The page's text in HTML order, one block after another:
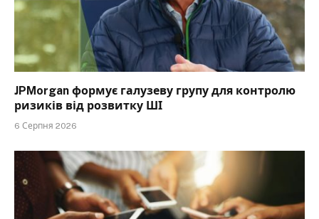
JPMorgan формує галузеву групу для контролю
ризиків від розвитку ШІ
6 Серпня 2026